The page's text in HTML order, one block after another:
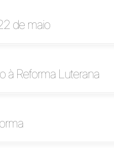
de maio
à Reforma Luterana